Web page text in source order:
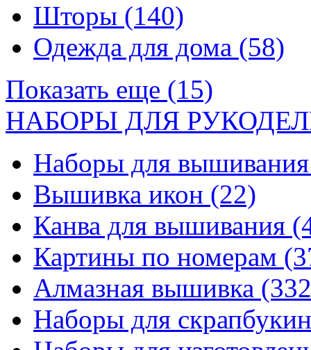
Шторы (140)
Одежда для дома (58)
Показать еще (15)
НАБОРЫ ДЛЯ
Наборы для
Вышивка икон (22)
Канва для вышивания
Картины по номерам
Алмазная вышивка
Наборы для